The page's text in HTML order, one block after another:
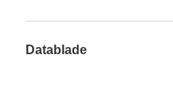
Datablade